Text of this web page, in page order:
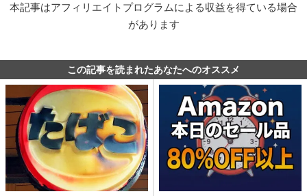
本記事はアフィリエイトプログラムによる収益を得ている場合
があります
この記事を読まれたあなたへのオススメ